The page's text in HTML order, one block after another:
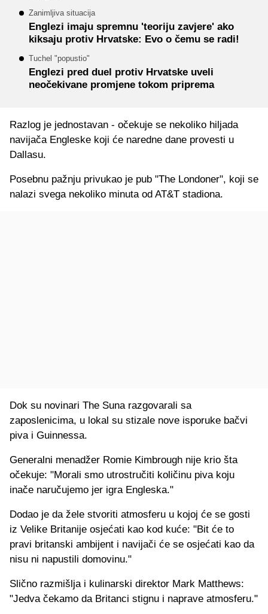
Zanimljiva situacija
Englezi imaju spremnu 'teoriju zavjere' ako
kiksaju protiv Hrvatske: Evo o čemu se radi!
Tuchel "popustio"
Englezi pred duel protiv Hrvatske uveli
neočekivane promjene tokom priprema
Razlog je jednostavan - očekuje se nekoliko hiljada
navijača Engleske koji će naredne dane provesti u
Dallasu.
Posebnu pažnju privukao je pub "The Londoner", koji se
nalazi svega nekoliko minuta od AT&T stadiona.
Dok su novinari The Suna razgovarali sa
zaposlenicima, u lokal su stizale nove isporuke bačvi
piva i Guinnessa.
Generalni menadžer Romie Kimbrough nije krio šta
očekuje: "Morali smo utrostručiti količinu piva koju
inače naručujemo jer igra Engleska."
Dodao je da žele stvoriti atmosferu u kojoj će se gosti
iz Velike Britanije osjećati kao kod kuće: "Bit će to
pravi britanski ambijent i navijači će se osjećati kao da
nisu ni napustili domovinu."
Slično razmišlja i kulinarski direktor Mark Matthews:
"Jedva čekamo da Britanci stignu i naprave atmosferu."